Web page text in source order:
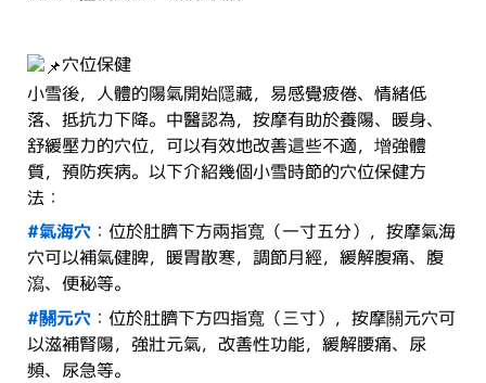
穴位保健
小雪後，人體的陽氣開始隱藏，易感覺疲倦、情緒低
落、抵抗力下降。中醫認為，按摩有助於養陽、暖身、
舒緩壓力的穴位，可以有效地改善這些不適，增強體
質，預防疾病。以下介紹幾個小雪時節的穴位保健方
法：
#氣海穴 ：位於肚臍下方兩指寬（一寸五分），按摩氣海
穴可以補氣健脾，暖胃散寒，調節月經，緩解腹痛、腹
瀉、便秘等。
#關元穴 ：位於肚臍下方四指寬（三寸），按摩關元穴可
以滋補腎陽，強壯元氣，改善性功能，緩解腰痛、尿
頻、尿急等。